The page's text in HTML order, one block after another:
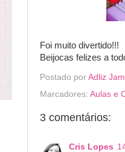
Foi muito divertido!!!
Beijocas felizes a
Postado por Adliz
Marcadores: Aulas e
3 comentários:
Cris Lopes